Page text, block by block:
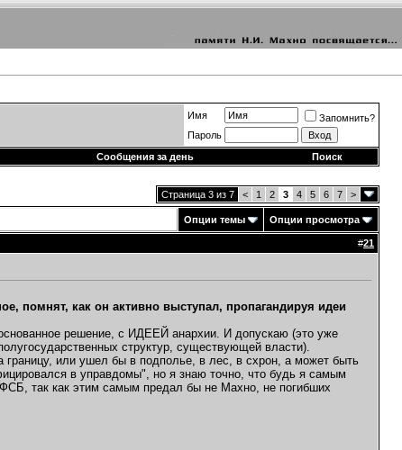
Имя
Запомнить?
Пароль
Сообщения за день Поиск
Страница 3 из 7 < 1 2 3 4 5 6 7 >
Опции темы Опции просмотра
#21
помнят, как он активно выступал, пропагандируя идеи
решение, с ИДЕЕЙ анархии. И допускаю (это уже
структур, существующей власти).
или ушел бы в подполье, в лес, в схрон, а может быть
в управдомы", но я знаю точно, что будь я самым
так как этим самым предал бы не Махно, не погибших